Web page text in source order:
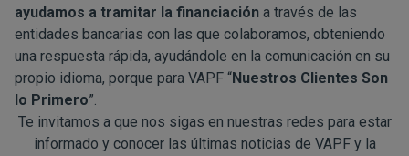
ayudamos a tramitar la financiación a través de las
entidades bancarias con las que colaboramos, obteniendo
una respuesta rápida, ayudándole en la comunicación en su
propio idioma, porque para VAPF “Nuestros Clientes Son
lo Primero”.
Te invitamos a que nos sigas en nuestras redes para estar
informado y conocer las últimas noticias de VAPF y la